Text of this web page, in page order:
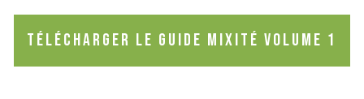
Télécharger le Guide mixité volume 1